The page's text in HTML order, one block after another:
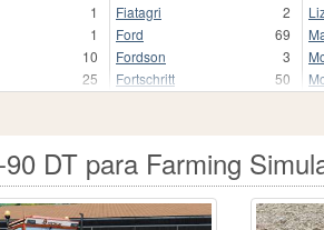
1
1
10
25
809
22
24
Fiatagri
2
Ford
69
Fordson
3
Fortschritt
50
Hurlimann
67
IHC
46
IMR
2
DT para Farming